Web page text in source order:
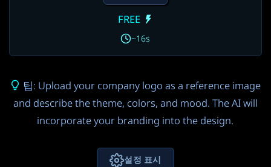
FREE
~16s
팁: Upload your company logo as a reference image
and describe the theme, colors, and mood. The AI will
incorporate your branding into the design.
설정 표시